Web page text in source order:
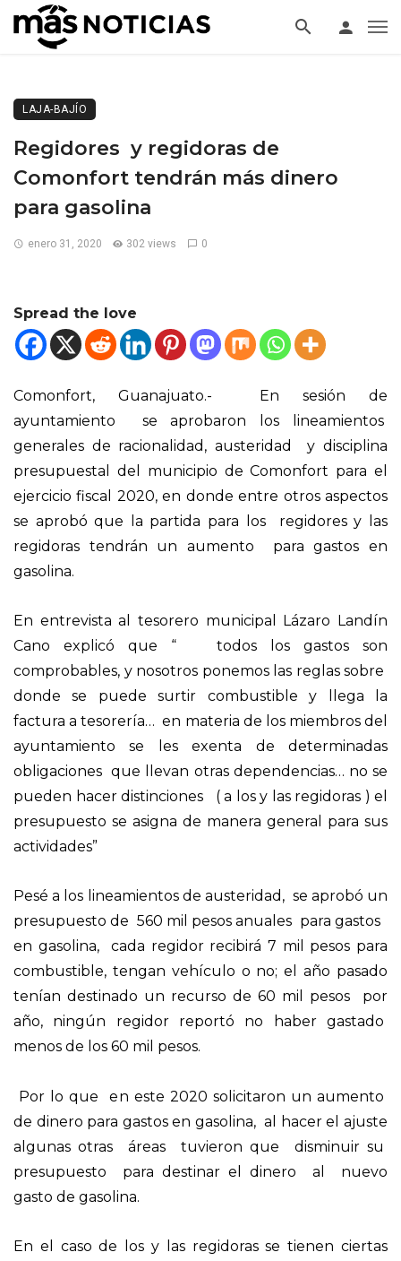
LAJA-BAJÍO
Regidores y regidoras de
Comonfort tendrán más dinero
para gasolina
enero 31, 2020 302 views 0
Spread the love
Comonfort, Guanajuato.- En sesión de
ayuntamiento se aprobaron los lineamientos
generales de racionalidad, austeridad y disciplina
presupuestal del municipio de Comonfort para el
ejercicio fiscal 2020, en donde entre otros aspectos
se aprobó que la partida para los regidores y las
regidoras tendrán un aumento para gastos en
gasolina.
En entrevista al tesorero municipal Lázaro Landín
Cano explicó que “ todos los gastos son
comprobables, y nosotros ponemos las reglas sobre
donde se puede surtir combustible y llega la
factura a tesorería… en materia de los miembros del
ayuntamiento se les exenta de determinadas
obligaciones que llevan otras dependencias… no se
pueden hacer distinciones ( a los y las regidoras ) el
presupuesto se asigna de manera general para sus
actividades”
Pesé a los lineamientos de austeridad, se aprobó un
presupuesto de 560 mil pesos anuales para gastos
en gasolina, cada regidor recibirá 7 mil pesos para
combustible, tengan vehículo o no; el año pasado
tenían destinado un recurso de 60 mil pesos por
año, ningún regidor reportó no haber gastado
menos de los 60 mil pesos.
Por lo que en este 2020 solicitaron un aumento
de dinero para gastos en gasolina, al hacer el ajuste
algunas otras áreas tuvieron que disminuir su
presupuesto para destinar el dinero al nuevo
gasto de gasolina.
En el caso de los y las regidoras se tienen ciertas